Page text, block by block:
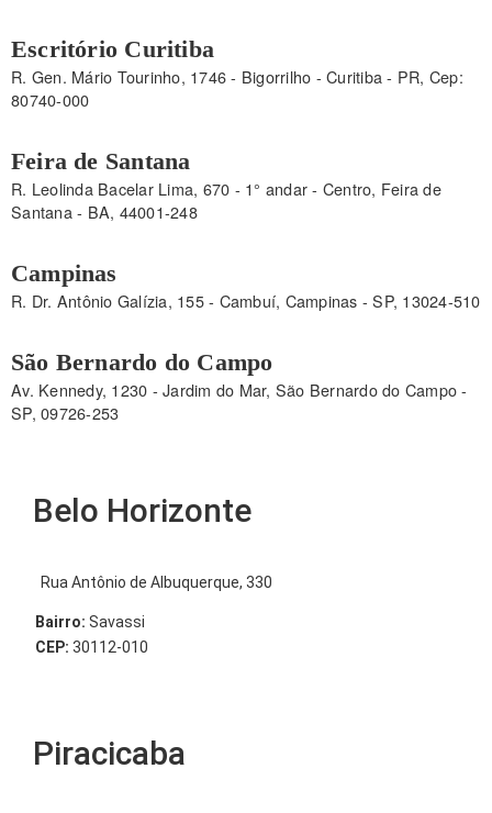
Escritório Curitiba
R. Gen. Mário Tourinho, 1746 - Bigorrilho - Curitiba - PR, Cep:
80740-000
Feira de Santana
R. Leolinda Bacelar Lima, 670 - 1° andar - Centro, Feira de
Santana - BA, 44001-248
Campinas
R. Dr. Antônio Galízia, 155 - Cambuí, Campinas - SP, 13024-510
São Bernardo do Campo
Av. Kennedy, 1230 - Jardim do Mar, São Bernardo do Campo -
SP, 09726-253
Belo Horizonte
Rua Antônio de Albuquerque, 330
Bairro: Savassi
CEP: 30112-010
Piracicaba